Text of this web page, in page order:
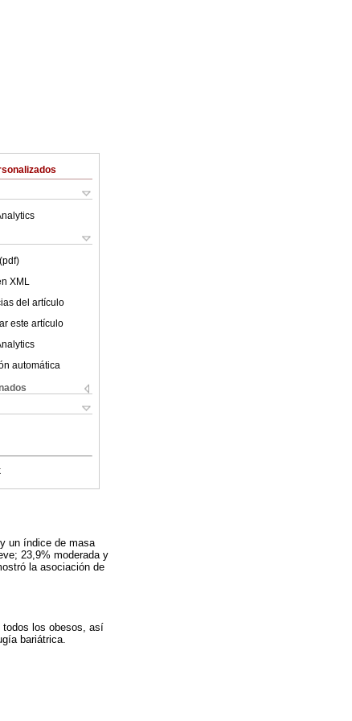
XML
del artículo
este artículo
automática
un índice de masa
23,9% moderada y
la asociación de
todos los obesos, así
bariátrica.